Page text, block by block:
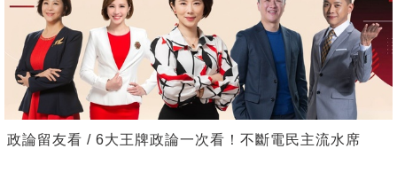
政論留友看 / 6大王牌政論一次看！不斷電民主流水席